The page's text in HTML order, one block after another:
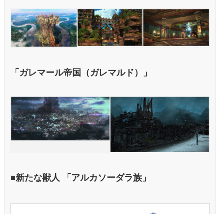
「ガレマール帝国（ガレマルド）」
■新たな獣人 「アルカソーダラ族」